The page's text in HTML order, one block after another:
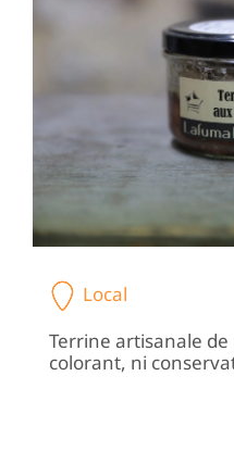
Local
Terrine artisanale de
colorant, ni